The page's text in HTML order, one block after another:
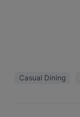
Casual Dining